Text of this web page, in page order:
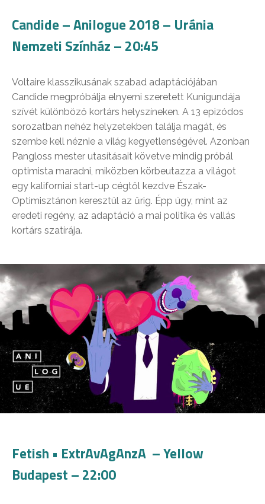
Candide – Anilogue 2018 – Uránia
Nemzeti Színház – 20:45
Voltaire klasszikusának szabad adaptációjában
Candide megpróbálja elnyerni szeretett Kunigundája
szívét különböző kortárs helyszíneken. A 13 epizódos
sorozatban nehéz helyzetekben találja magát, és
szembe kell néznie a világ kegyetlenségével. Azonban
Pangloss mester utasításait követve mindig próbál
optimista maradni, miközben körbeutazza a világot
egy kaliforniai start-up cégtől kezdve Észak-
Optimisztánon keresztül az űrig. Épp úgy, mint az
eredeti regény, az adaptáció a mai politika és vallás
kortárs szatírája.
Fetish • ExtrAvAgAnzA – Yellow
Budapest – 22:00